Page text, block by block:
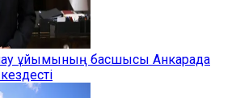
ұйымының басшысы Анкарада